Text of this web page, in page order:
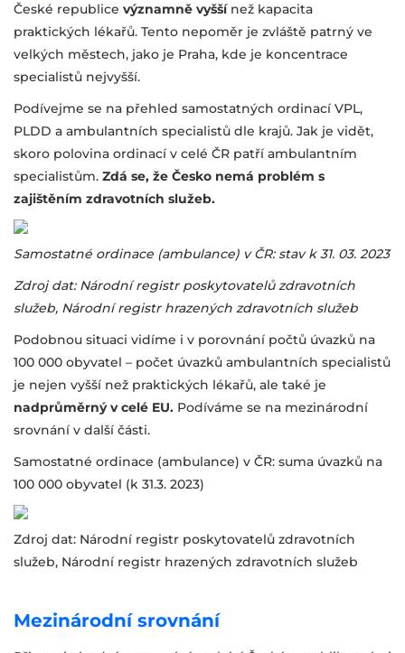
České republice významně vyššínež kapacita
praktických lékařů. Tento nepoměr je zvláště patrný ve
velkých městech, jako je Praha, kde je koncentrace
specialistů nejvyšší.
Podívejme se na přehled samostatných ordinací VPL,
PLDD a ambulantních specialistů dle krajů. Jak je vidět,
skoro polovina ordinací v celé ČR patří ambulantním
specialistům. Zdá se, že Česko nemá problém s
zajištěním zdravotních služeb.
Samostatné ordinace (ambulance) v ČR: stav k 31. 03. 2023
Zdroj dat: Národní registr poskytovatelů zdravotních
služeb, Národní registr hrazených zdravotních služeb
Podobnou situaci vidíme i v porovnání počtů úvazků na
100 000 obyvatel – počet úvazků ambulantních specialistů
je nejen vyšší než praktických lékařů, ale také je
nadprůměrný v celé EU. Podíváme se na mezinárodní
srovnání v další části.
Samostatné ordinace (ambulance) v ČR: suma úvazků na
100 000 obyvatel (k 31.3. 2023)
Zdroj dat: Národní registr poskytovatelů zdravotních
služeb, Národní registr hrazených zdravotních služeb
Mezinárodní srovnání